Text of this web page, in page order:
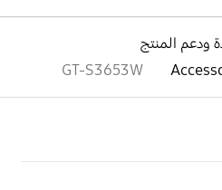
ودعم المنتج
GT-S3653W